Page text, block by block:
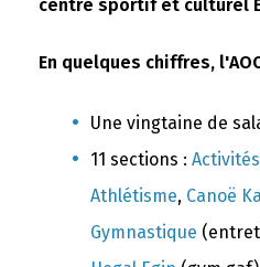
centre sportif et culturel
En quelques chiffres,
Une vingtaine de
11 sections :
Athlétisme, Canoë
Gymnastique